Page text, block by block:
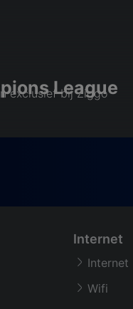
League
exclusief bij Ziggo
Internet
Internet
Wifi